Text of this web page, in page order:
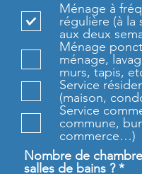
g
a
t
o
i
r
e
Ménage à
régulière (à la
aux deux
Ménage
ménage,
murs, tapis,
Service
(maison,
Service
commune,
commerce…)
Nombre de
salles de bains ?